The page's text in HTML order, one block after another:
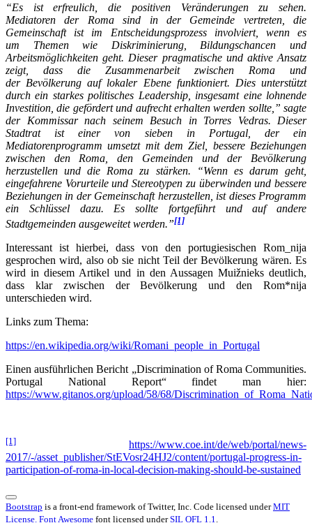
“Es ist erfreulich, die positiven Veränderungen zu sehen.
Mediatoren der Roma sind in der Gemeinde vertreten, die
Gemeinschaft ist im Entscheidungsprozess involviert, wenn es
um Themen wie Diskriminierung, Bildungschancen und
Arbeitsmöglichkeiten geht. Dieser pragmatische und aktive Ansatz
zeigt, dass die Zusammenarbeit zwischen Roma und
der Bevölkerung auf lokaler Ebene funktioniert. Dies unterstützt
durch ein starkes politisches Leadership, insgesamt eine lohnende
Investition, die gefördert und aufrecht erhalten werden sollte,” sagte
der Kommissar nach seinem Besuch in Torres Vedras. Dieser
Stadtrat ist einer von sieben in Portugal, der ein
Mediatorenprogramm umsetzt mit dem Ziel, bessere Beziehungen
zwischen den Roma, den Gemeinden und der Bevölkerung
herzustellen und die Roma zu stärken. “Wenn es darum geht,
eingefahrene Vorurteile und Stereotypen zu überwinden und bessere
Beziehungen in der Gemeinschaft herzustellen, ist dieses Programm
ein Schlüssel dazu. Es sollte fortgeführt und auf andere
Stadtgemeinden ausgeweitet werden.”[1]
Interessant ist hierbei, dass von den portugiesischen Rom_nija
gesprochen wird, also ob sie nicht Teil der Bevölkerung wären. Es
wird in diesem Artikel und in den Aussagen Muižnieks deutlich,
dass klar zwischen der Bevölkerung und den Rom*nija
unterschieden wird.
Links zum Thema:
https://en.wikipedia.org/wiki/Romani_people_in_Portugal
Einen ausführlichen Bericht „Discrimination of Roma Communities.
Portugal National Report“ findet man hier:
https://www.gitanos.org/upload/58/68/
[1]
https://www.coe.int/de/web/portal/news-
2017/-/asset_publisher/StEVosr24HJ2/content/portugal-progress-in-
participation-of-roma-in-local-decision-making-should-be-sustained
Bootstrap is a front-end framework of Twitter, Inc. Code licensed underMIT
License. Font Awesome font licensed underSIL OFL 1.1.